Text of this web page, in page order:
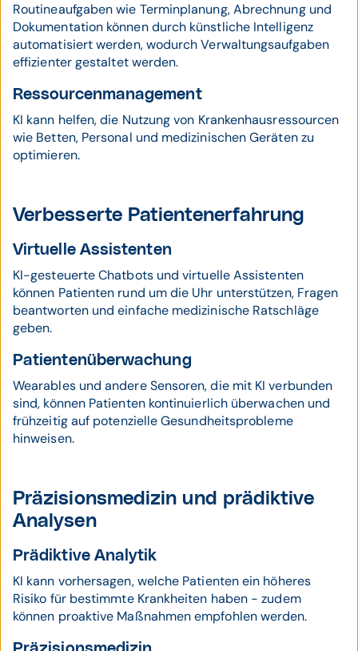
Routineaufgaben wie Terminplanung, Abrechnung und
Dokumentation können durch künstliche Intelligenz
automatisiert werden, wodurch Verwaltungsaufgaben
effizienter gestaltet werden.
Ressourcenmanagement
KI kann helfen, die Nutzung von Krankenhausressourcen
wie Betten, Personal und medizinischen Geräten zu
optimieren.
Verbesserte Patientenerfahrung
Virtuelle Assistenten
KI-gesteuerte Chatbots und virtuelle Assistenten
können Patienten rund um die Uhr unterstützen, Fragen
beantworten und einfache medizinische Ratschläge
geben.
Patientenüberwachung
Wearables und andere Sensoren, die mit KI verbunden
sind, können Patienten kontinuierlich überwachen und
frühzeitig auf potenzielle Gesundheitsprobleme
hinweisen.
Präzisionsmedizin und prädiktive
Analysen
Prädiktive Analytik
KI kann vorhersagen, welche Patienten ein höheres
Risiko für bestimmte Krankheiten haben - zudem
können proaktive Maßnahmen empfohlen werden.